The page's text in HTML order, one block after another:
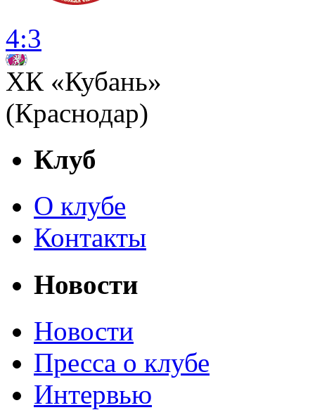
4:3
ХК «Кубань»
(Краснодар)
Клуб
О клубе
Контакты
Новости
Новости
Пресса о клубе
Интервью